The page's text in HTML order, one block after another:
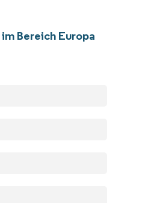
Bereich Europa